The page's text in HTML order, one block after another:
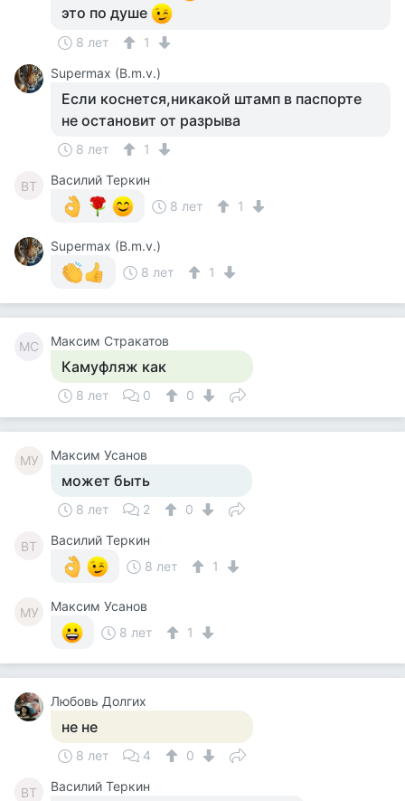
это по душе
8 лет
1
Supermax (B.m.v.)
Если коснется,никакой штамп в паспорте
не остановит от разрыва
8 лет 1
ВТ
Василий Теркин
8 лет
1
Supermax (B.m.v.)
8 лет
1
МС Максим Стракатов
Камуфляж как
8 лет 0 0
МУ Максим Усанов
может быть
8 лет 2 0
ВТ
Василий Теркин
8 лет
1
МУ
Максим Усанов
8 лет
1
Любовь Долгих
не не
8 лет 4 0
ВТ Василий Теркин